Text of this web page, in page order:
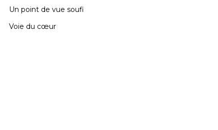
Un point de vue soufi
Voie du cœur